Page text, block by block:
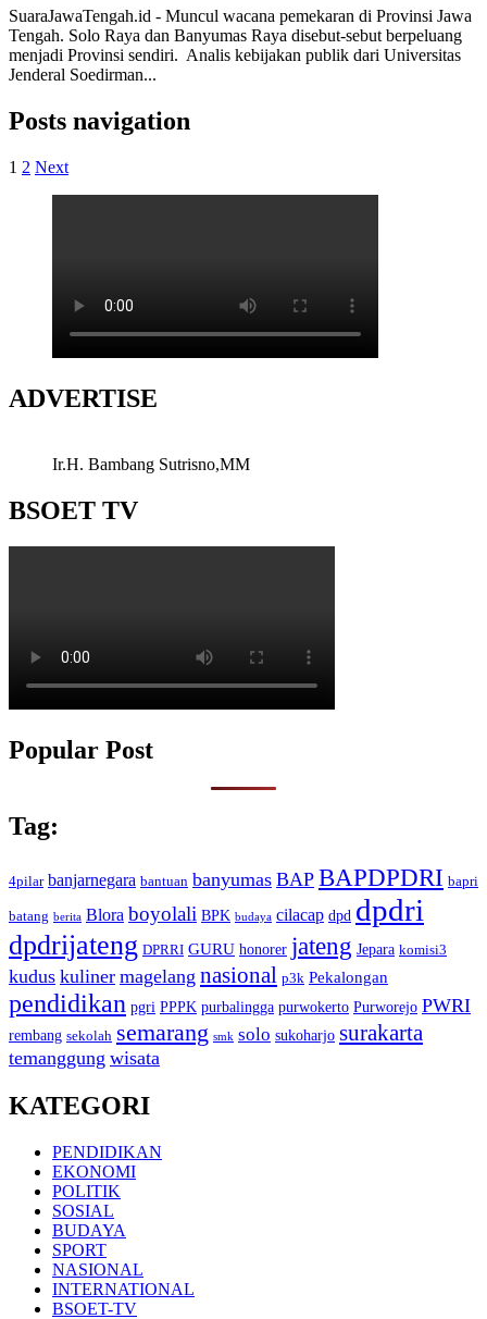
SuaraJawaTengah.id - Muncul wacana pemekaran di Provinsi Jawa
Tengah. Solo Raya dan Banyumas Raya disebut-sebut berpeluang
menjadi Provinsi sendiri. Analis kebijakan publik dari Universitas
Jenderal Soedirman...
Posts navigation
1 2 Next
ADVERTISE
Ir.H. Bambang Sutrisno,MM
BSOET TV
Popular Post
Tag:
4pilar banjarnegara bantuan banyumas BAP BAPDPDRI bapri
batang berita Blora boyolali BPK budaya cilacap dpd dpdri
dpdrijateng DPRRI GURU honorer jateng Jepara komisi3
kudus kuliner magelang nasional p3k Pekalongan
pendidikan pgri PPPK purbalingga purwokerto Purworejo PWRI
rembang sekolah semarang smk solo sukoharjo surakarta
temanggung wisata
KATEGORI
PENDIDIKAN
EKONOMI
POLITIK
SOSIAL
BUDAYA
SPORT
NASIONAL
INTERNATIONAL
BSOET-TV